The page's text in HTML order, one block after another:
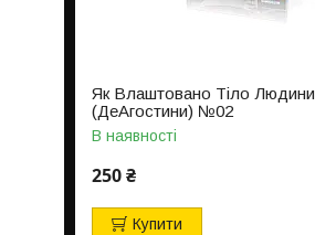
Як Влаштовано Тіло Людини
(ДеАгостини) №02
В наявності
250 ₴
Купити